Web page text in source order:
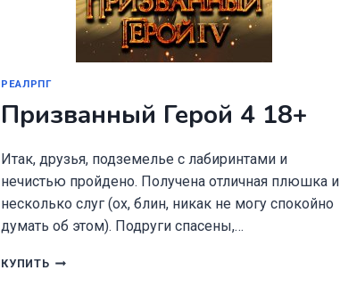
РЕАЛРПГ
Призванный Герой 4 18+
Итак, друзья, подземелье с лабиринтами и
нечистью пройдено. Получена отличная плюшка и
несколько слуг (ох, блин, никак не могу спокойно
думать об этом). Подруги спасены,…
КУПИТЬ ПРИЗВАННЫЙ